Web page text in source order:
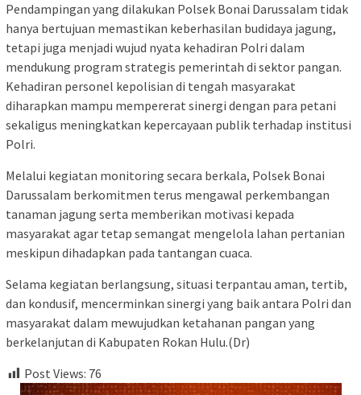
Pendampingan yang dilakukan Polsek Bonai Darussalam tidak
hanya bertujuan memastikan keberhasilan budidaya jagung,
tetapi juga menjadi wujud nyata kehadiran Polri dalam
mendukung program strategis pemerintah di sektor pangan.
Kehadiran personel kepolisian di tengah masyarakat
diharapkan mampu mempererat sinergi dengan para petani
sekaligus meningkatkan kepercayaan publik terhadap institusi
Polri.
Melalui kegiatan monitoring secara berkala, Polsek Bonai
Darussalam berkomitmen terus mengawal perkembangan
tanaman jagung serta memberikan motivasi kepada
masyarakat agar tetap semangat mengelola lahan pertanian
meskipun dihadapkan pada tantangan cuaca.
Selama kegiatan berlangsung, situasi terpantau aman, tertib,
dan kondusif, mencerminkan sinergi yang baik antara Polri dan
masyarakat dalam mewujudkan ketahanan pangan yang
berkelanjutan di Kabupaten Rokan Hulu.(Dr)
Post Views: 76